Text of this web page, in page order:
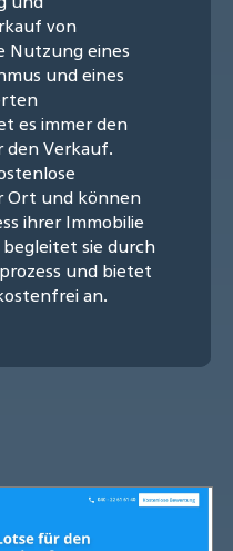
von
Nutzung eines
und eines
es immer den
den Verkauf.
Ort und können
ihrer Immobilie
sie durch
und bietet
an.